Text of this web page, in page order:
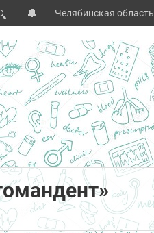
🔔 Челябинская область